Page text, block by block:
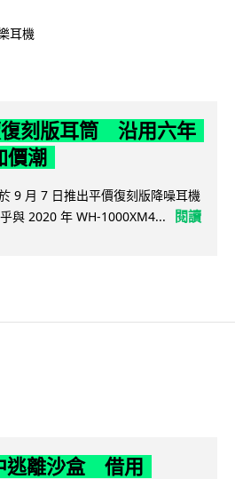
耳機
刻版耳筒 沿用六年
價潮
9 月 7 日推出平價復刻版降噪耳機
與 2020 年 WH-1000XM4...
閱讀
逃離沙盒 借用